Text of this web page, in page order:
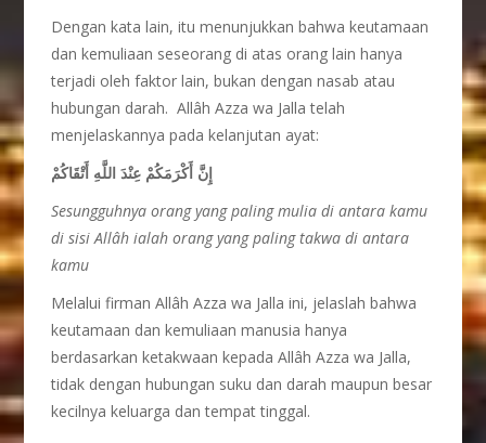
Dengan kata lain, itu menunjukkan bahwa keutamaan
dan kemuliaan seseorang di atas orang lain hanya
terjadi oleh faktor lain, bukan dengan nasab atau
hubungan darah. Allâh Azza wa Jalla telah
menjelaskannya pada kelanjutan ayat:
إِنَّ أَكْرَمَكُمْ عِنْدَ اللَّهِ أَتْقَاكُمْ
Sesungguhnya orang yang paling mulia di antara kamu
di sisi Allâh ialah orang yang paling takwa di antara
kamu
Melalui firman Allâh Azza wa Jalla ini, jelaslah bahwa
keutamaan dan kemuliaan manusia hanya
berdasarkan ketakwaan kepada Allâh Azza wa Jalla,
tidak dengan hubungan suku dan darah maupun besar
kecilnya keluarga dan tempat tinggal.